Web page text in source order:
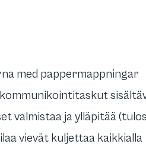
med pappermappningar
valmistaa ja ylläpitää
vievät kuljettaa kaikkialla